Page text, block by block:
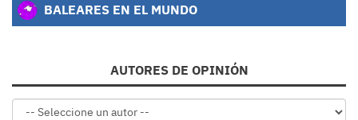
BALEARES EN EL MUNDO
AUTORES DE OPINIÓN